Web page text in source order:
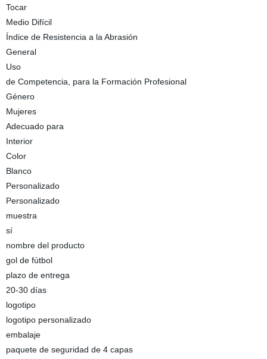
Tocar
Medio Difícil
Índice de Resistencia a la Abrasión
General
Uso
de Competencia, para la Formación Profesional
Género
Mujeres
Adecuado para
Interior
Color
Blanco
Personalizado
Personalizado
muestra
sí
nombre del producto
gol de fútbol
plazo de entrega
20-30 días
logotipo
logotipo personalizado
embalaje
paquete de seguridad de 4 capas